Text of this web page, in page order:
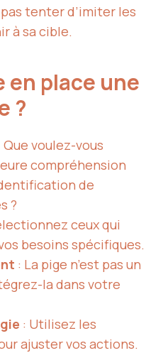
tenter d’imiter les
à sa cible.
place une
?
Que voulez-vous
compréhension
de
?
ceux qui
besoins spécifiques.
: La pige n’est pas un
la dans votre
: Utilisez les
ajuster vos actions.